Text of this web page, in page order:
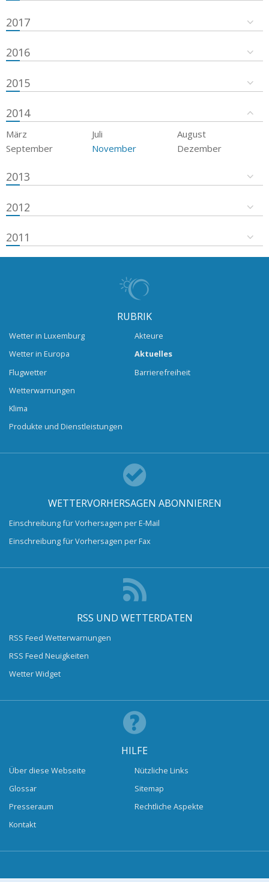
2017
2016
2015
2014
März Juli
August
September
November Dezember
2013
2012
2011
RUBRIK
Wetter in Luxemburg
Wetter in Europa
Flugwetter
Wetterwarnungen
Klima
Produkte und Dienstleistungen
Akteure
Aktuelles
Barrierefreiheit
WETTERVORHERSAGEN ABONNIEREN
Einschreibung für Vorhersagen per E-Mail
Einschreibung für Vorhersagen per Fax
RSS UND WETTERDATEN
RSS Feed Wetterwarnungen
RSS Feed Neuigkeiten
Wetter Widget
HILFE
Über diese Webseite
Glossar
Presseraum
Kontakt
Nützliche Links
Sitemap
Rechtliche Aspekte